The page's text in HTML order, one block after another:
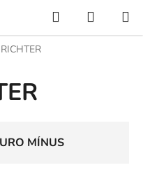
Hledat
KOŠÍK
MÍNUS